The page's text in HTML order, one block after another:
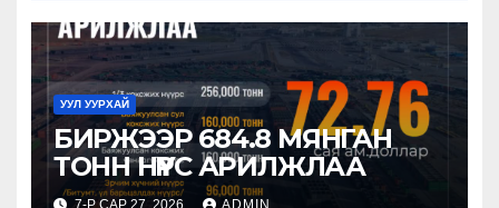
УУЛ УУРХАЙ
БИРЖЭЭР 684.8 МЯНГАН
ТОНН НҮҮРС АРИЛЖЛАА